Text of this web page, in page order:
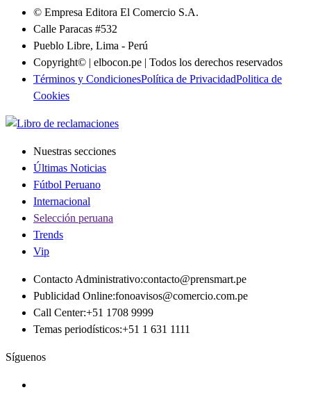
© Empresa Editora El Comercio S.A.
Calle Paracas #532
Pueblo Libre, Lima - Perú
Copyright© | elbocon.pe | Todos los derechos reservados
Términos y CondicionesPolítica de PrivacidadPolitica de
Cookies
Nuestras secciones
Últimas Noticias
Fútbol Peruano
Internacional
Selección peruana
Trends
Vip
Contacto Administrativo:contacto@prensmart.pe
Publicidad Online:fonoavisos@comercio.com.pe
Call Center:+51 1708 9999
Temas periodísticos:+51 1 631 1111
Síguenos